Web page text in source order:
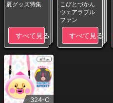
夏グッズ特集
すべて見る
こびとづかん
ウェアラブル
ファン
すべて見る
324-C